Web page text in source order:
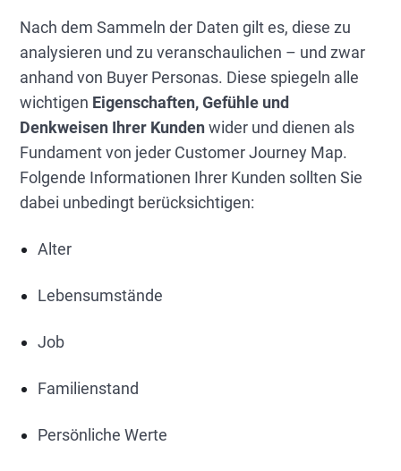
Nach dem Sammeln der Daten gilt es, diese zu
analysieren und zu veranschaulichen – und zwar
anhand von Buyer Personas. Diese spiegeln alle
wichtigen Eigenschaften, Gefühle und
Denkweisen Ihrer Kundenwider und dienen als
Fundament von jeder Customer Journey Map.
Folgende Informationen Ihrer Kunden sollten Sie
dabei unbedingt berücksichtigen:
Alter
Lebensumstände
Job
Familienstand
Persönliche Werte